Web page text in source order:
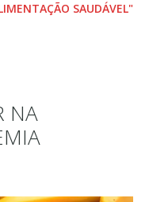
SAUDÁVEL"
NA